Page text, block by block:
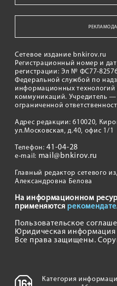
Сетевое издание bnkirov.ru
Регистрационный номер и
регистрации: Эл № ФС77-
Федеральной службой по
информационных технологий
коммуникаций. Учредитель
ограниченной
Адрес редакции: 610020,
ул.Московская, д.40, офис 1/1
Телефон:41-04-28
e-mail: mail@bnkirov.ru
Главный редактор сетевого
Александровна Белова
На информационном
применяются
Пользовательское
Юридическая информация
Все права защищены.
Категория